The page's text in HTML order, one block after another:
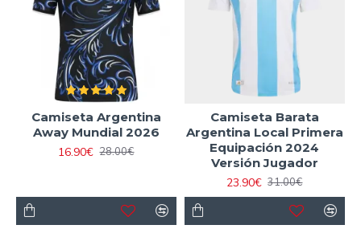
Camiseta Argentina
Away Mundial 2026
16.90€ 28.00€
Camiseta Barata
Argentina Local Primera
Equipación 2024
Versión Jugador
23.90€ 31.00€